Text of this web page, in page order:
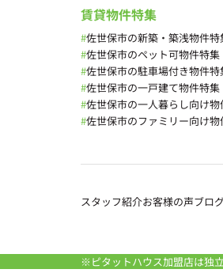
賃貸物件特集
#佐世保市の新築・築浅物件特
#佐世保市のペット可物件特集
#佐世保市の駐車場付き物件特
#佐世保市の一戸建て物件特集
#佐世保市の一人暮らし向け物
#佐世保市のファミリー向け物
スタッフ紹介お客様の声ブロ
※ピタットハウス加盟店は独